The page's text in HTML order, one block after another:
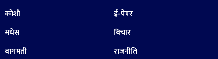
कोशी
मधेस
बागमती
ई-पेपर
बिचार
राजनीति